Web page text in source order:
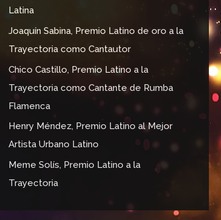
Latina
Joaquín Sabina, Premio Latino de oro a la
Trayectoria como Cantautor
Chico Castillo, Premio Latino a la
Trayectoria como Cantante de Rumba
Flamenca
Henry Méndez, Premio Latino al Mejor
Artista Urbano Latino
Meme Solís, Premio Latino a la
Trayectoria